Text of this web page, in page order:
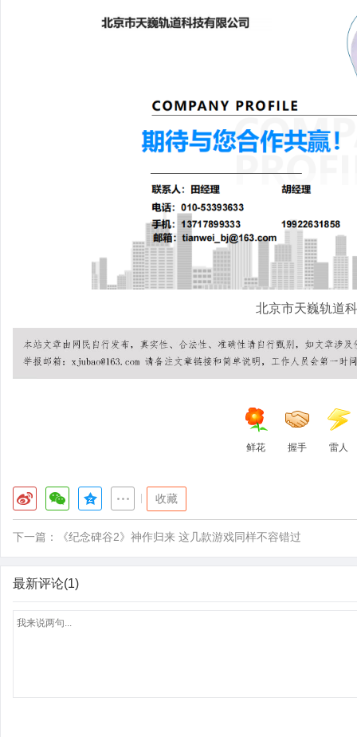
北京市天巍轨道
鲜花 握手 雷人
收藏
下一篇： 《纪念碑谷2》神作归来 这几款游戏同样不容错过
最新评论(1)